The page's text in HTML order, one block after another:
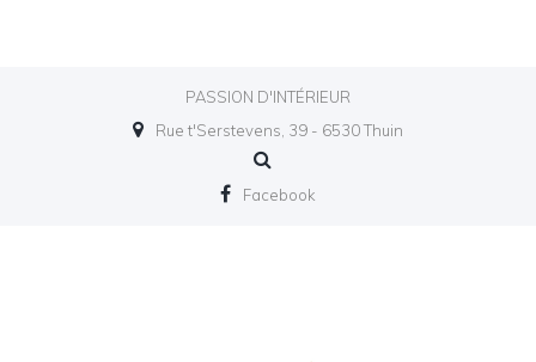
PASSION D'INTÉRIEUR
Rue t'Serstevens, 39 - 6530 Thuin
Facebook